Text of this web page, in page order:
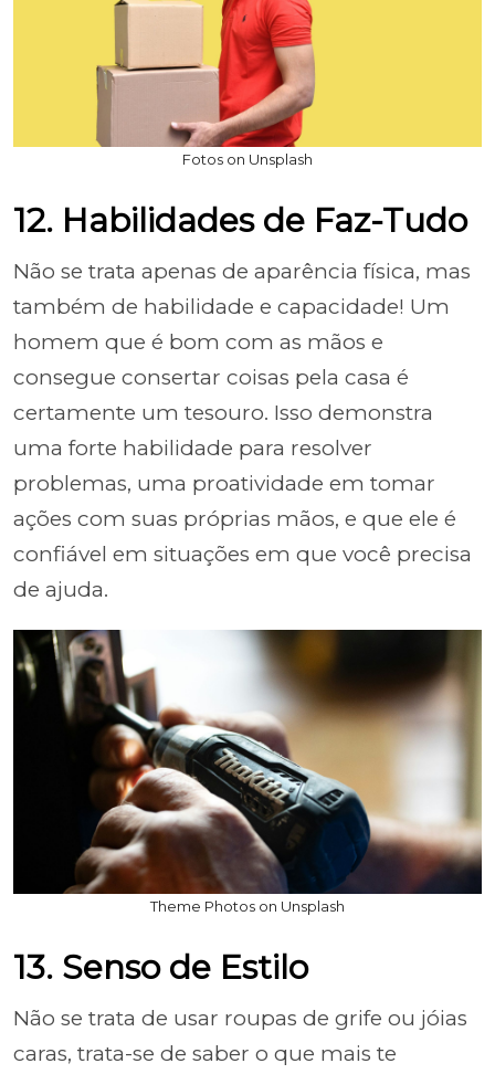
Fotos on Unsplash
12. Habilidades de Faz-Tudo
Não se trata apenas de aparência física, mas
também de habilidade e capacidade! Um
homem que é bom com as mãos e
consegue consertar coisas pela casa é
certamente um tesouro. Isso demonstra
uma forte habilidade para resolver
problemas, uma proatividade em tomar
ações com suas próprias mãos, e que ele é
confiável em situações em que você precisa
de ajuda.
Theme Photos on Unsplash
13. Senso de Estilo
Não se trata de usar roupas de grife ou jóias
caras, trata-se de saber o que mais te